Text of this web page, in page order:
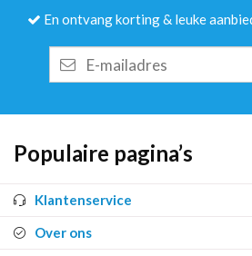
En ontvang korting & leuke
mailadres
Populaire pagina’s
Klantenservice
Over ons